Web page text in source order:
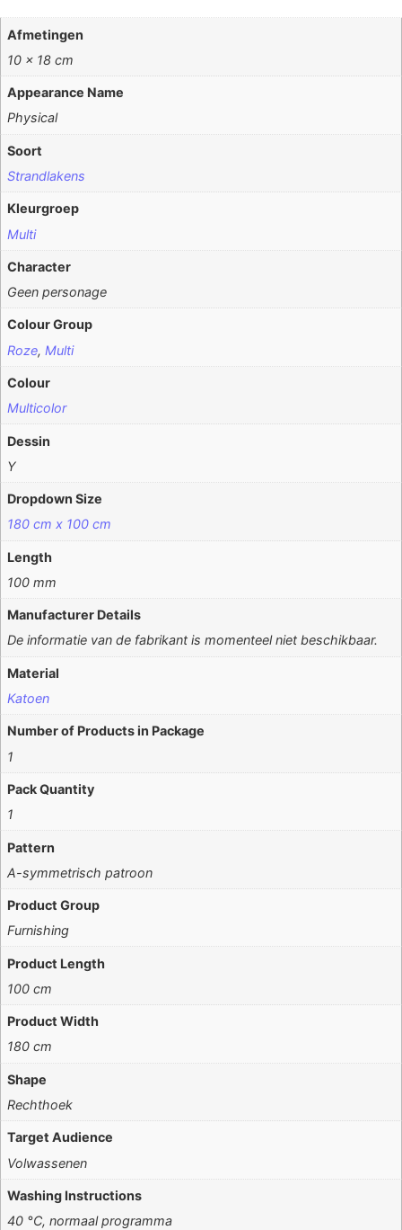
Afmetingen
10 × 18 cm
Appearance Name
Physical
Soort
Strandlakens
Kleurgroep
Multi
Character
Geen personage
Colour Group
Roze, Multi
Colour
Multicolor
Dessin
Y
Dropdown Size
180 cm x 100 cm
Length
100 mm
Manufacturer Details
De informatie van de fabrikant is momenteel niet beschikbaar.
Material
Katoen
Number of Products in Package
1
Pack Quantity
1
Pattern
A-symmetrisch patroon
Product Group
Furnishing
Product Length
100 cm
Product Width
180 cm
Shape
Rechthoek
Target Audience
Volwassenen
Washing Instructions
40 °C, normaal programma